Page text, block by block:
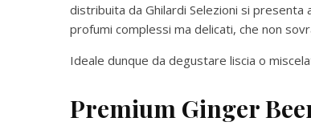
distribuita da Ghilardi Selezioni si
profumi complessi ma delicati, che non
Ideale dunque da degustare liscia o
Premium Ginger